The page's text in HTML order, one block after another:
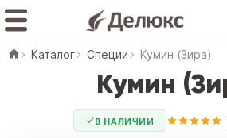
Каталог Специи Кумин (Зира)
Кумин
В НАЛИЧИИ